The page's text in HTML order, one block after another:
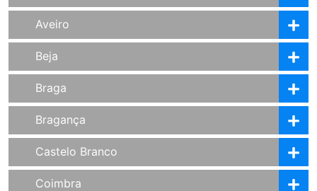
Aveiro
Beja
Braga
Bragança
Castelo Branco
Coimbra